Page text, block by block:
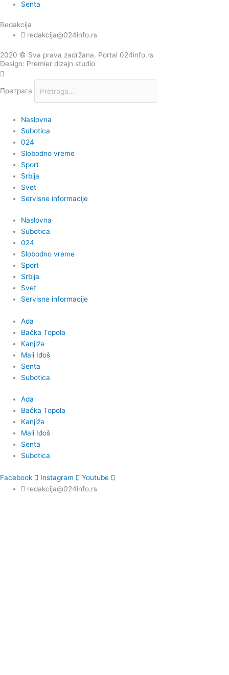
Senta
Redakcija
redakcija@024info.rs
2020 © Sva prava zadržana. Portal 024info.rs
Design: Premier dizajn studio
Претрага
Naslovna
Subotica
024
Slobodno vreme
Sport
Srbija
Svet
Servisne informacije
Naslovna
Subotica
024
Slobodno vreme
Sport
Srbija
Svet
Servisne informacije
Ada
Bačka Topola
Kanjiža
Mali Iđoš
Senta
Subotica
Ada
Bačka Topola
Kanjiža
Mali Iđoš
Senta
Subotica
Facebook Instagram
Youtube
redakcija@024info.rs